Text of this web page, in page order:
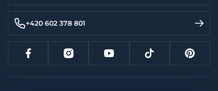
+420 602 378 801